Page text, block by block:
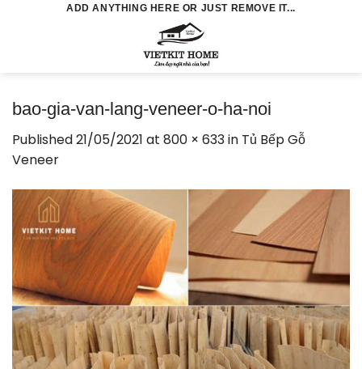
ADD ANYTHING HERE OR JUST REMOVE IT...
bao-gia-van-lang-veneer-o-ha-noi
Published21/05/2021 at 800 × 633in Tủ Bếp Gỗ
Veneer